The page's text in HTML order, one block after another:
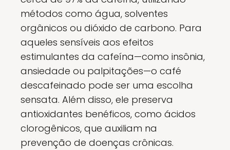
métodos como água, solventes
orgânicos ou dióxido de carbono. Para
aqueles sensíveis aos efeitos
estimulantes da cafeína—como insônia,
ansiedade ou palpitações—o café
descafeinado pode ser uma escolha
sensata. Além disso, ele preserva
antioxidantes benéficos, como ácidos
clorogênicos, que auxiliam na
prevenção de doenças crônicas.